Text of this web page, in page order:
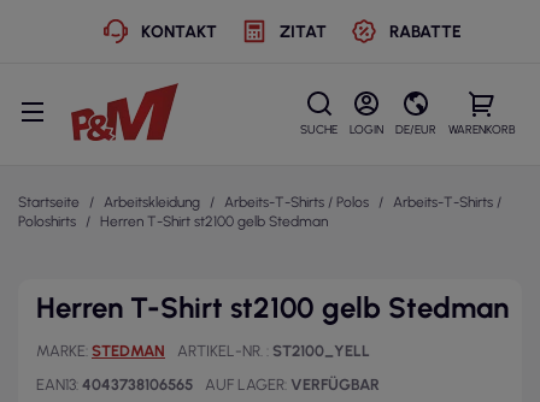
KONTAKT ZITAT RABATTE
SUCHE LOGIN DE/EUR WARENKORB
Startseite Arbeitskleidung Arbeits-T-Shirts / Polos
Arbeits-T-Shirts /
Poloshirts
Herren T-Shirt st2100 gelb Stedman
Herren T-Shirt st2100 gelb Stedman
MARKE STEDMAN ARTIKEL-NR. ST2100_YELL
EAN13 4043738106565 AUF LAGER VERFÜGBAR